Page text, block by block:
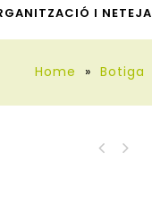
I NETEJA
Home » Botiga